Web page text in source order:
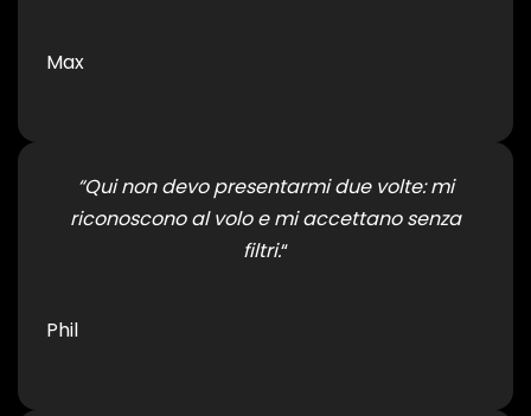
Max
“Qui non devo presentarmi due volte: mi
riconoscono al volo e mi accettano senza
filtri.“
Phil